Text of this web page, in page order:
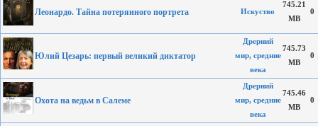
Леонардо. Тайна потерянного портрета Искуство
745.21
MB
0
Юлий Цезарь: первый великий диктатор
Дрерний
мир, средние
века
745.73
MB
0
Охота на ведьм в Салеме
Дрерний
мир, средние
века
745.46
MB
0